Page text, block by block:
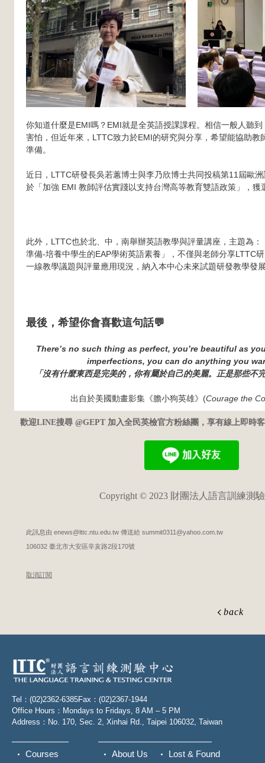
你知道什麼是EMI嗎？EMI就是全英語授課課程。相信一般人聽
害怕，但近年來，LTTC致力於EMI的研究與分享，希望能協助教
準備。
近日，LTTC研發長吳若蕙博士與李乃欣博士共同投稿第11屆歐
於「加強 EMI 教師評估實踐以支持台灣高等教育雙語政策」，獲
此外，LTTC也於北、中，南舉辦英語教學與評量講座，主題為
準備-培養中學生的EAP學術英語素養」，不僅與老師分享LTTC
一線教學議題與評量應用現況，納入本中心未來試題研發教學發
最後，希望你會喜歡這句話💬
There’s no such thing as perfect, you’re beautiful as
imperfections, you can do anything you
「沒有什麼東西是完美的，你有屬於自己的美麗。正是那些不
出自於美國動畫影集《膽小狗英雄》(Courage the
歡迎LINE搜尋 @GEPT 加入全民英檢官方粉絲團，享有線上即時
Copyright © 2023 財團法人語言訓練測
此訊息由 enews@lttc.ntu.edu.tw 傳送給 summit0311@yahoo.com.tw
106032 臺北市大安區辛亥路2段170號
取消訂閱
back
Tel：(02)2362-6385Fax：(02)2367-1944
Office Hours：Mondays to Fridays, 8 AM – 5 PM
Address：No. 170, Sec. 2, Xinhai Rd., Taipei 106032, Taiwan
Courses About Us Lost & Found